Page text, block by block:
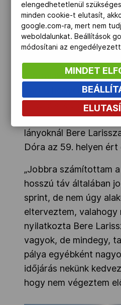
Sífutóinkra a
várt a hegyekben:
rajtoltak, de
így nem volt
lányoknál Bere
Dóra az 59. helyen ért
„Jobbra számítottam
hosszú táv általában
sprint, de nem úgy
elterveztem, valahogy
nyilatkozta Bere
vagyok, de mindegy,
pálya egyébként
időjárás nekünk
hogy nem végeztem
elengedhetetlenül
minden cookie-t elutasít,
google.com-ra, mert nem
weboldalunkat. Beállítások
módosítani az
MINDET